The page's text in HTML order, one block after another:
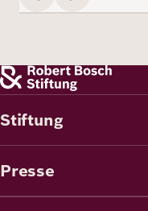
Stiftung
Presse